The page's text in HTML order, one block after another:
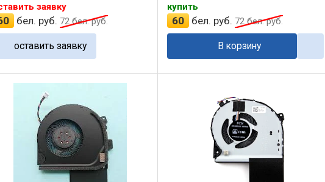
заявку
бел. руб. 72бел. руб.
оставить заявку
купить
60 бел. руб. 72бел. руб.
В корзину